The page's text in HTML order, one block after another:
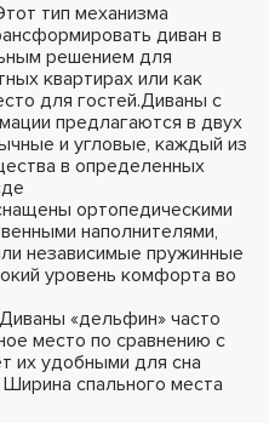
тип механизма
диван в
решением для
квартирах или как
для гостей.Диваны с
предлагаются в двух
и угловые, каждый из
в определенных
ортопедическими
наполнителями,
независимые пружинные
уровень комфорта во
Диваны «дельфин» часто
место по сравнению с
их удобными для сна
спального места